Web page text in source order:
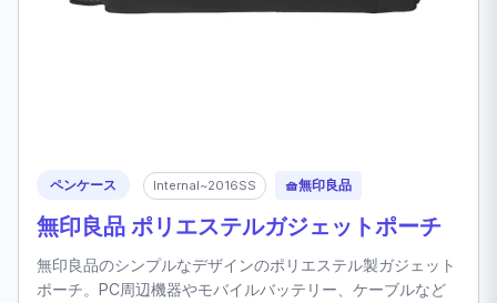
ペンケース Internal~2016SS 🧺無印良品
無印良品 ポリエステルガジェットポーチ
無印良品のシンプルなデザインのポリエステル製ガジェット
ポーチ。PC周辺機器やモバイルバッテリー、ケーブルなど